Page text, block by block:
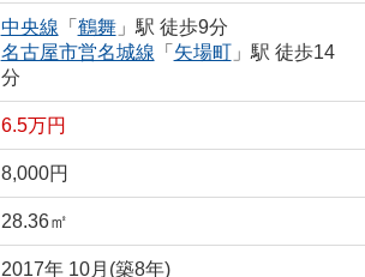
中央線 「 鶴舞」駅 徒歩9分
名古屋市営名城線 「 矢場町」駅 徒歩14
分
6.5万円
8,000円
28.36㎡
2017年 10月(築8年)